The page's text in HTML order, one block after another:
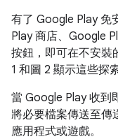
有了 Google Play 免
Play 商店、Google
按鈕，即可在不安裝
1 和圖 2 顯示這些探
當 Google Play 收到
將必要檔案傳送至傳
應用程式或遊戲。